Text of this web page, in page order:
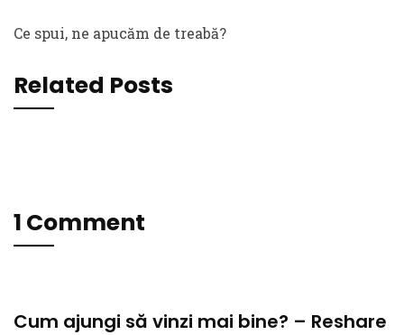
Ce spui, ne apucăm de treabă?
Related Posts
1 Comment
Cum ajungi să vinzi mai bine? – Reshare